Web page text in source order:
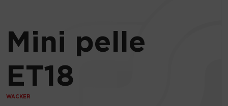
Mini pelle
ET18
WACKER